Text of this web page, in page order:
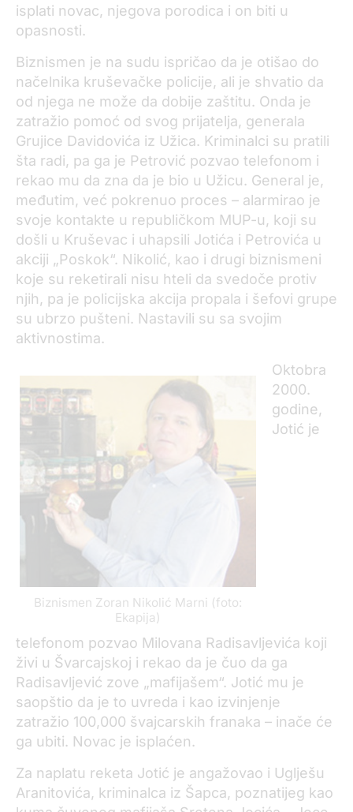
isplati novac, njegova porodica i on biti u
opasnosti.
Biznismen je na sudu ispričao da je otišao do
načelnika kruševačke policije, ali je shvatio da
od njega ne može da dobije zaštitu. Onda je
zatražio pomoć od svog prijatelja, generala
Grujice Davidovića iz Užica. Kriminalci su pratili
šta radi, pa ga je Petrović pozvao telefonom i
rekao mu da zna da je bio u Užicu. General je,
međutim, već pokrenuo proces – alarmirao je
svoje kontakte u republičkom MUP-u, koji su
došli u Kruševac i uhapsili Jotića i Petrovića u
akciji „Poskok“. Nikolić, kao i drugi biznismeni
koje su reketirali nisu hteli da svedoče protiv
njih, pa je policijska akcija propala i šefovi grupe
su ubrzo pušteni. Nastavili su sa svojim
aktivnostima.
Biznismen Zoran Nikolić Marni (foto:
Ekapija)
Oktobra
2000.
godine,
Jotić je
telefonom pozvao Milovana Radisavljevića koji
živi u Švarcajskoj i rekao da je čuo da ga
Radisavljević zove „mafijašem“. Jotić mu je
saopštio da je to uvreda i kao izvinjenje
zatražio 100,000 švajcarskih franaka – inače će
ga ubiti. Novac je isplaćen.
Za naplatu reketa Jotić je angažovao i Uglješu
Aranitovića, kriminalca iz Šapca, poznatijeg kao